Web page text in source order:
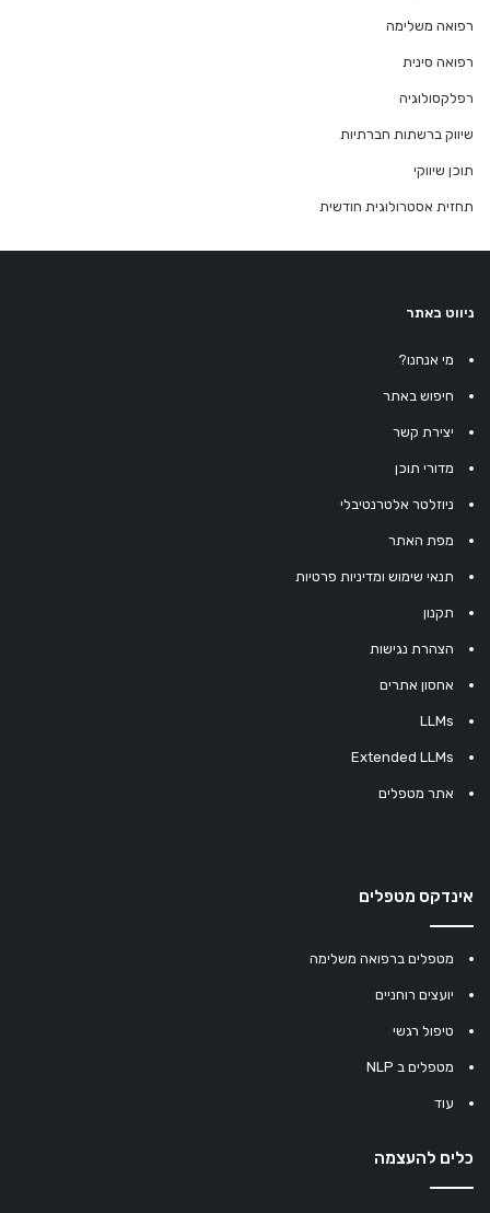
רפואה משלימה
רפואה סינית
רפלקסולוגיה
שיווק ברשתות חברתיות
תוכן שיווקי
תחזית אסטרולוגית חודשית
ניווט באתר
מי אנחנו?
חיפוש באתר
יצירת קשר
מדורי תוכן
ניוזלטר אלטרנטיבלי
מפת האתר
תנאי שימוש ומדיניות פרטיות
תקנון
הצהרת נגישות
אחסון אתרים
LLMs
Extended LLMs
אתר מטפלים
אינדקס מטפלים
מטפלים ברפואה משלימה
יועצים רוחניים
טיפול רגשי
מטפלים ב NLP
עוד
כלים להעצמה